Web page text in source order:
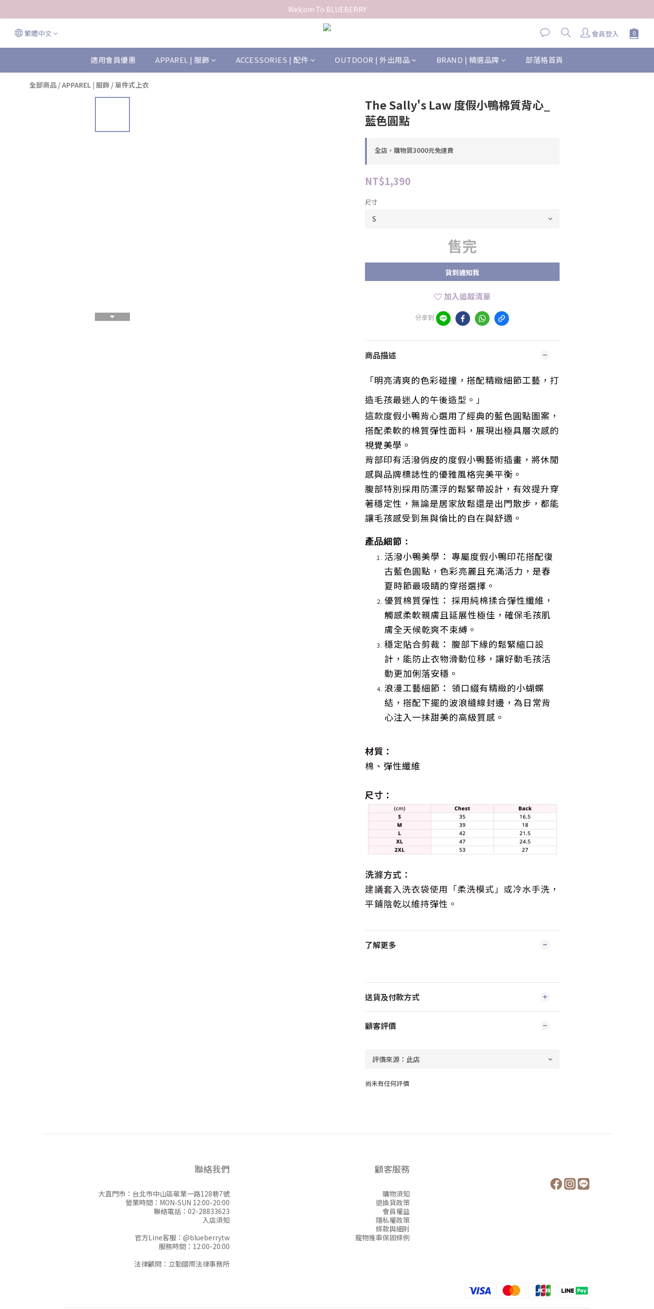
Welcom To BLUEBERRY
繁體中文 會員登入
適用會員優惠 APPAREL | 服飾 ACCESSORIES | 配件 OUTDOOR | 外出用品 BRAND | 精選品牌 部落格首頁
全部商品 /APPAREL | 服飾 /單件式上衣
The Sally's Law 度假小鴨棉質背心_
藍色圓點
全店，購物買3000元免運費
NT$1,390
尺寸
售完
貨到通知我
加入追蹤清單
分享到
商品描述
「明亮清爽的色彩碰撞，搭配精緻細節工藝，打
造毛孩最迷人的午後造型。」
這款度假小鴨背心選用了經典的藍色圓點圖案，
搭配柔軟的棉質彈性面料，展現出極具層次感的
視覺美學。
背部印有活潑俏皮的度假小鴨藝術插畫，將休閒
感與品牌標誌性的優雅風格完美平衡。
腹部特別採用防漂浮的鬆緊帶設計，有效提升穿
著穩定性，無論是居家放鬆還是出門散步，都能
讓毛孩感受到無與倫比的自在與舒適。
產品細節：
活潑小鴨美學： 專屬度假小鴨印花搭配復
古藍色圓點，色彩亮麗且充滿活力，是春
夏時節最吸睛的穿搭選擇。
優質棉質彈性： 採用純棉揉合彈性纖維，
觸感柔軟親膚且延展性極佳，確保毛孩肌
膚全天候乾爽不束縛。
穩定貼合剪裁： 腹部下緣的鬆緊縮口設
計，能防止衣物滑動位移，讓好動毛孩活
動更加俐落安穩。
浪漫工藝細節： 領口綴有精緻的小蝴蝶
結，搭配下擺的波浪縫線封邊，為日常背
心注入一抹甜美的高級質感。
材質：
棉、彈性纖維
尺寸：
洗滌方式：
建議套入洗衣袋使用「柔洗模式」或冷水手洗，
平鋪陰乾以維持彈性。
了解更多
送貨及付款方式
顧客評價
尚未有任何評價
聯絡我們
大直門市：台北市中山區敬業一路128巷7號
營業時間：MON-SUN 12:00-20:00
聯絡電話：02-28833623
入店須知
官方Line客服： @blueberrytw
服務時間：12:00-20:00
法律顧問：立勤國際法律事務所
顧客服務
購物須知
退換貨政策
會員權益
隱私權政策
條款與細則
寵物推車保固條例